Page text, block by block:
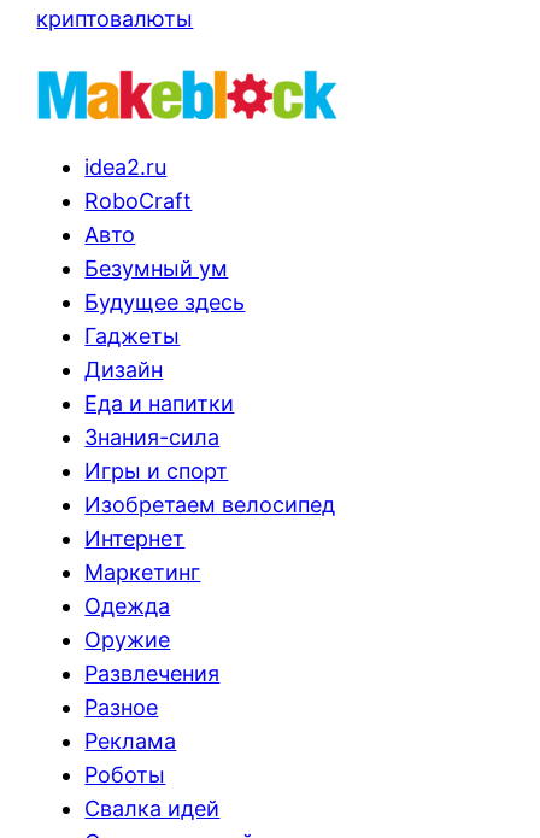
криптовалюты
idea2.ru
RoboCraft
Авто
Безумный ум
Будущее здесь
Гаджеты
Дизайн
Еда и напитки
Знания-сила
Игры и спорт
Изобретаем велосипед
Интернет
Маркетинг
Одежда
Оружие
Развлечения
Разное
Реклама
Роботы
Свалка идей